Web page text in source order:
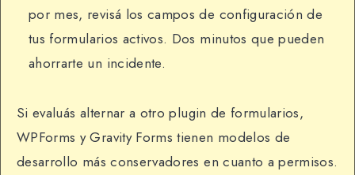
por mes, revisá los campos de configuración de
tus formularios activos. Dos minutos que pueden
ahorrarte un incidente.
Si evaluás alternar a otro plugin de formularios,
WPForms y Gravity Forms tienen modelos de
desarrollo más conservadores en cuanto a permisos.